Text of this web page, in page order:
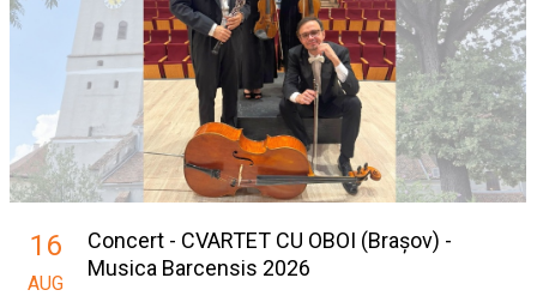
16
AUG
Concert - CVARTET CU OBOI (Brașov) -
Musica Barcensis 2026